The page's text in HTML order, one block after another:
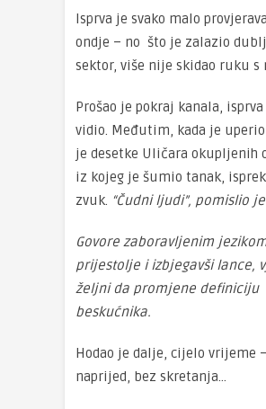
Isprva je svako malo
ondje – no što je zalazio
sektor, više nije skidao ruku s
Prošao je pokraj kanala,
vidio. Međutim, kada je
je desetke Uličara okupljenih
iz kojeg je šumio tanak,
zvuk. “Čudni ljudi”, pomislio
Govore zaboravljenim
prijestolje i izbjegavši lance,
željni da promjene definiciju
beskućnika.
Hodao je dalje, cijelo vrijeme
naprijed, bez skretanja…